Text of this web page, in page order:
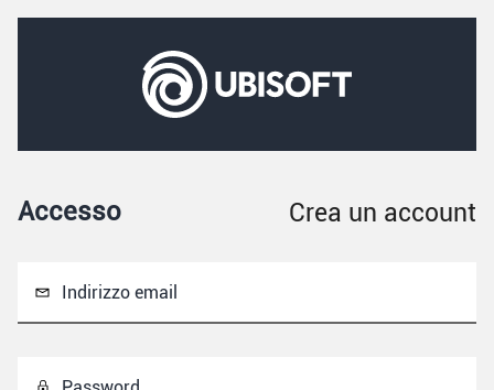
Accesso Crea un account
Indirizzo email